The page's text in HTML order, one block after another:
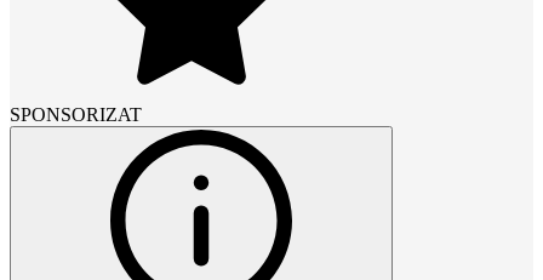
SPONSORIZAT